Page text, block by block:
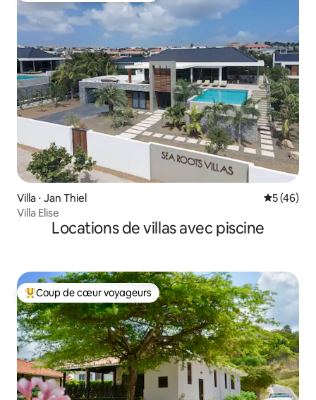
Villa ⋅ Jan Thiel
5 (46)
Villa Elise
Locations de villas avec piscine
Coups de cœur voyageurs les plus appréciés
Coup de cœur voyageurs